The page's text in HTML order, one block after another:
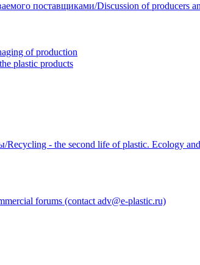
поставщиками/Discussion of producers
of production
plastic products
- the second life of plastic. Ecology
forums (contact adv@e-plastic.ru)